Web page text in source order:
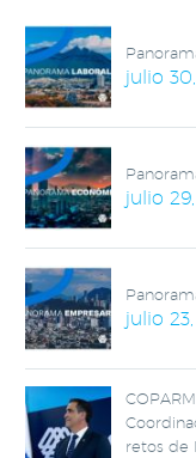
julio
julio
julio
retos de